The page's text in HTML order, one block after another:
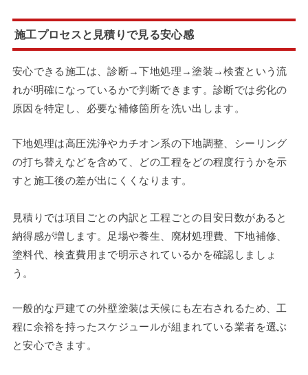
施工プロセスと見積りで見る安心感
安心できる施工は、診断→下地処理→塗装→検査という流
れが明確になっているかで判断できます。診断では劣化の
原因を特定し、必要な補修箇所を洗い出します。
下地処理は高圧洗浄やカチオン系の下地調整、シーリング
の打ち替えなどを含めて、どの工程をどの程度行うかを示
すと施工後の差が出にくくなります。
見積りでは項目ごとの内訳と工程ごとの目安日数があると
納得感が増します。足場や養生、廃材処理費、下地補修、
塗料代、検査費用まで明示されているかを確認しましょ
う。
一般的な戸建ての外壁塗装は天候にも左右されるため、工
程に余裕を持ったスケジュールが組まれている業者を選ぶ
と安心できます。